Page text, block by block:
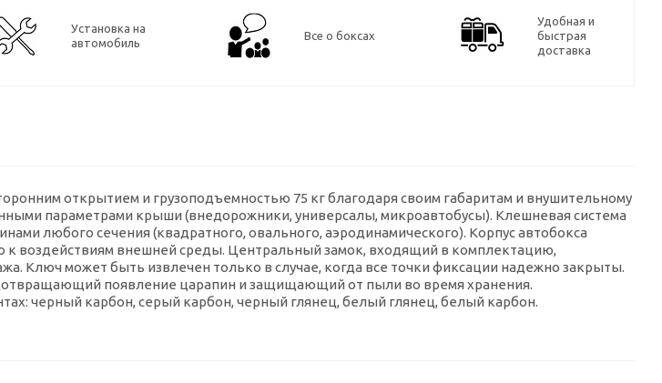
Установка на
автомобиль
Все о боксах
Удобная и
быстрая
доставка
открытием и грузоподъемностью 75 кг благодаря своим габаритам и внушительному
параметрами крыши (внедорожники, универсалы, микроавтобусы). Клешневая система
любого сечения (квадратного, овального, аэродинамического). Корпус автобокса
к воздействиям внешней среды. Центральный замок, входящий в комплектацию,
Ключ может быть извлечен только в случае, когда все точки фиксации надежно закрыты.
появление царапин и защищающий от пыли во время хранения.
черный карбон, серый карбон, черный глянец, белый глянец, белый карбон.